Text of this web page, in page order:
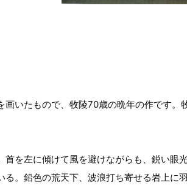
画いたもので、牧陵70歳の晩年の作です
を左に傾けて風を避けながらも、鋭い
。鉛色の荒天下、波浪打ち寄せる岩上